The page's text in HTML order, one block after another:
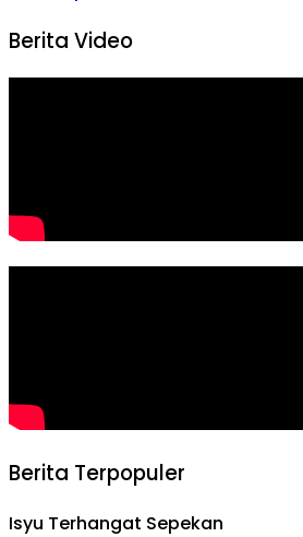
Berita Video
Berita Terpopuler
Isyu Terhangat Sepekan